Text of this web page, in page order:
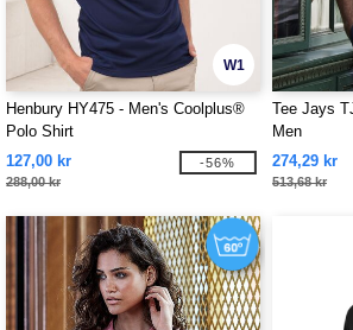
W1
Henbury HY475 - Men's Coolplus®
Polo Shirt
127,00 kr
288,00 kr
-56%
Tee Jays
Men
274,29 kr
513,68 kr